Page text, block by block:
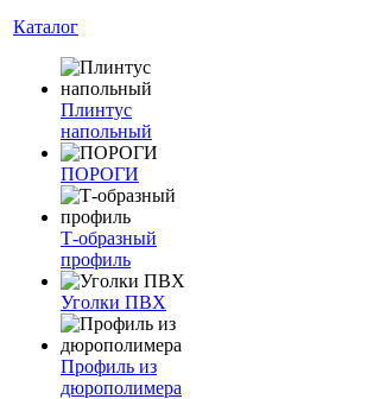
Каталог
Плинтус
напольный
ПОРОГИ
Т-образный
профиль
Уголки ПВХ
Профиль из
дюрополимера